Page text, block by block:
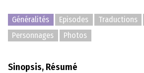
Généralités Episodes Traductions
Personnages
Photos
Sinopsis, Résumé